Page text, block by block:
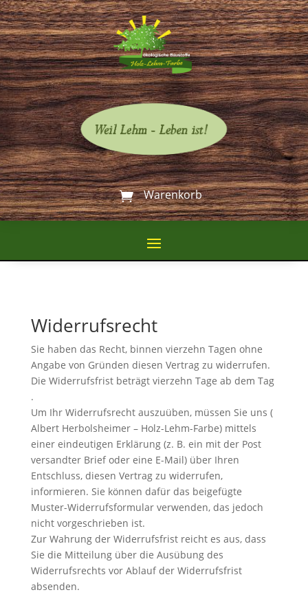
 Warenkorb
Widerrufsrecht
Sie haben das Recht, binnen vierzehn Tagen ohne
Angabe von Gründen diesen Vertrag zu widerrufen.
Die Widerrufsfrist beträgt vierzehn Tage ab dem Tag
.
Um Ihr Widerrufsrecht auszuüben, müssen Sie uns (
Albert Herbolsheimer – Holz-Lehm-Farbe) mittels
einer eindeutigen Erklärung (z. B. ein mit der Post
versandter Brief oder eine E-Mail) über Ihren
Entschluss, diesen Vertrag zu widerrufen,
informieren. Sie können dafür das beigefügte
Muster-Widerrufsformular verwenden, das jedoch
nicht vorgeschrieben ist.
Zur Wahrung der Widerrufsfrist reicht es aus, dass
Sie die Mitteilung über die Ausübung des
Widerrufsrechts vor Ablauf der Widerrufsfrist
absenden.